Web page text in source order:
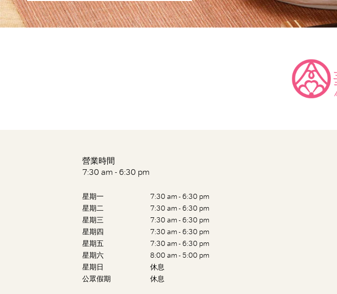
營業時間
7:30 am - 6:30 pm
星期一
7:30 am - 6:30 pm
星期二
7:30 am - 6:30 pm
星期三
7:30 am - 6:30 pm
星期四
7:30 am - 6:30 pm
星期五
7:30 am - 6:30 pm
星期六
8:00 am - 5:00 pm
星期日
休息
公眾假期
休息